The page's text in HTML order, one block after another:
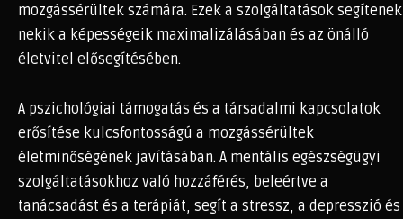
mozgássérültek számára. Ezek a szolgáltatások segítenek
nekik a képességeik maximalizálásában és az önálló
életvitel elősegítésében.
A pszichológiai támogatás és a társadalmi kapcsolatok
erősítése kulcsfontosságú a mozgássérültek
életminőségének javításában. A mentális egészségügyi
szolgáltatásokhoz való hozzáférés, beleértve a
tanácsadást és a terápiát, segít a stressz, a depresszió és